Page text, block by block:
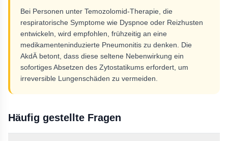
Bei Personen unter Temozolomid-Therapie, die
respiratorische Symptome wie Dyspnoe oder Reizhusten
entwickeln, wird empfohlen, frühzeitig an eine
medikamenteninduzierte Pneumonitis zu denken. Die
AkdÄ betont, dass diese seltene Nebenwirkung ein
sofortiges Absetzen des Zytostatikums erfordert, um
irreversible Lungenschäden zu vermeiden.
Häufig gestellte Fragen